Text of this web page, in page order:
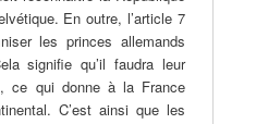
En outre, l’article 7
les princes allemands
signifie qu’il faudra leur
ce qui donne à la France
C’est ainsi que les